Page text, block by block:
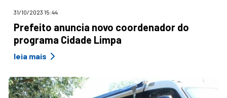
31/10/2023 15:44
Prefeito anuncia novo coordenador do
programa Cidade Limpa
leia mais